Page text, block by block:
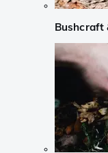
Bushcraft